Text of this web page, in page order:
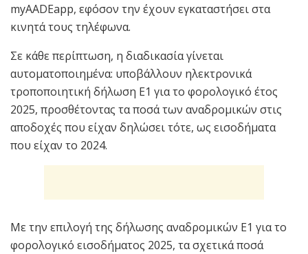
myAADEapp, εφόσον την έχουν εγκαταστήσει στα
κινητά τους τηλέφωνα.
Σε κάθε περίπτωση, η διαδικασία γίνεται
αυτοματοποιημένα: υποβάλλουν ηλεκτρονικά
τροποποιητική δήλωση Ε1 για το φορολογικό έτος
2025, προσθέτοντας τα ποσά των αναδρομικών στις
αποδοχές που είχαν δηλώσει τότε, ως εισοδήματα
που είχαν το 2024.
Με την επιλογή της δήλωσης αναδρομικών Ε1 για το
φορολογικό εισοδήματος 2025, τα σχετικά ποσά